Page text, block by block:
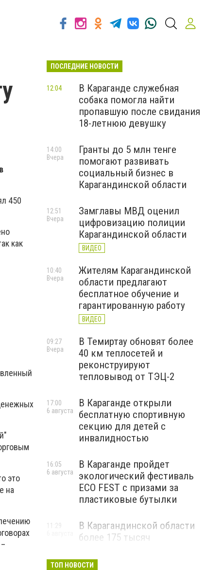
450
как
это
на
ПОСЛЕДНИЕ НОВОСТИ
В Караганде служебная
собака помогла найти
пропавшую после свидания
18-летнюю девушку
12:04
Гранты до 5 млн тенге
помогают развивать
социальный бизнес в
Карагандинской области
14:00
Вчера
Замглавы МВД оценил
цифровизацию полиции
Карагандинской области
ВИДЕО
12:51
Вчера
Жителям Карагандинской
области предлагают
бесплатное обучение и
гарантированную работу
ВИДЕО
10:40
Вчера
В Темиртау обновят более
40 км теплосетей и
реконструируют
тепловывод от ТЭЦ-2
09:27
Вчера
В Караганде открыли
бесплатную спортивную
секцию для детей с
инвалидностью
17:00
6 августа
В Караганде пройдет
экологический фестиваль
ECO FEST с призами за
пластиковые бутылки
16:05
6 августа
В Карагандинской области
более 175 тысяч
учебный год 1 сентября
11:29
ТОП НОВОСТИ